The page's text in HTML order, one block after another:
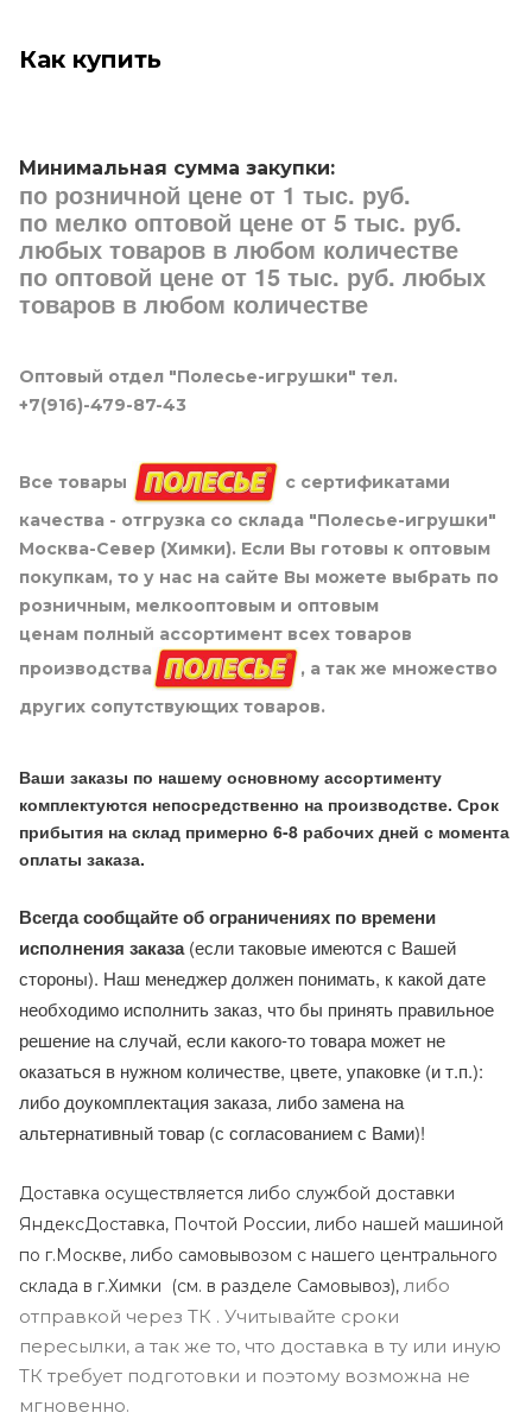
Как купить
Минимальная сумма закупки:
по розничной цене от 1 тыс. руб.
по мелко оптовой цене от 5 тыс. руб.
любых товаров в любом количестве
по оптовой цене от 15 тыс. руб. любых
товаров в любом количестве
Оптовый отдел "Полесье-игрушки" тел.
+7(916)-479-87-43
Все товары
с сертификатами
качества - отгрузка со склада "Полесье-игрушки"
Москва-Север (Химки). Если Вы готовы к оптовым
покупкам, то у нас на сайте Вы можете выбрать по
розничным, мелкооптовым и оптовым
ценам полный ассортимент всех товаров
производства
, а так же множество
других сопутствующих товаров.
Ваши заказы по нашему основному ассортименту
комплектуются непосредственно на производстве. Срок
прибытия на склад примерно 6-8 рабочих дней с момента
оплаты заказа.
Всегда сообщайте об ограничениях по времени
исполнения заказа(если таковые имеются с Вашей
стороны). Наш менеджер должен понимать, к какой дате
необходимо исполнить заказ, что бы принять правильное
решение на случай, если какого-то товара может не
оказаться в нужном количестве, цвете, упаковке (и т.п.):
либо доукомплектация заказа, либо замена на
альтернативный товар (с согласованием с Вами)!
Доставка осуществляется либо службой доставки
ЯндексДоставка, Почтой России, либо нашей машиной
по г.Москве, либо самовывозом с нашего центрального
склада в г.Химки (см. в разделе Самовывоз), либо
отправкой через ТК . Учитывайте сроки
пересылки, а так же то, что доставка в ту или иную
ТК требует подготовки и поэтому возможна не
мгновенно.